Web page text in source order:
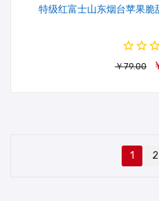
特级红富士山东烟台苹果
￥79.00
1 2